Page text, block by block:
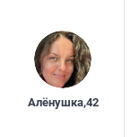
Алёнушка,42